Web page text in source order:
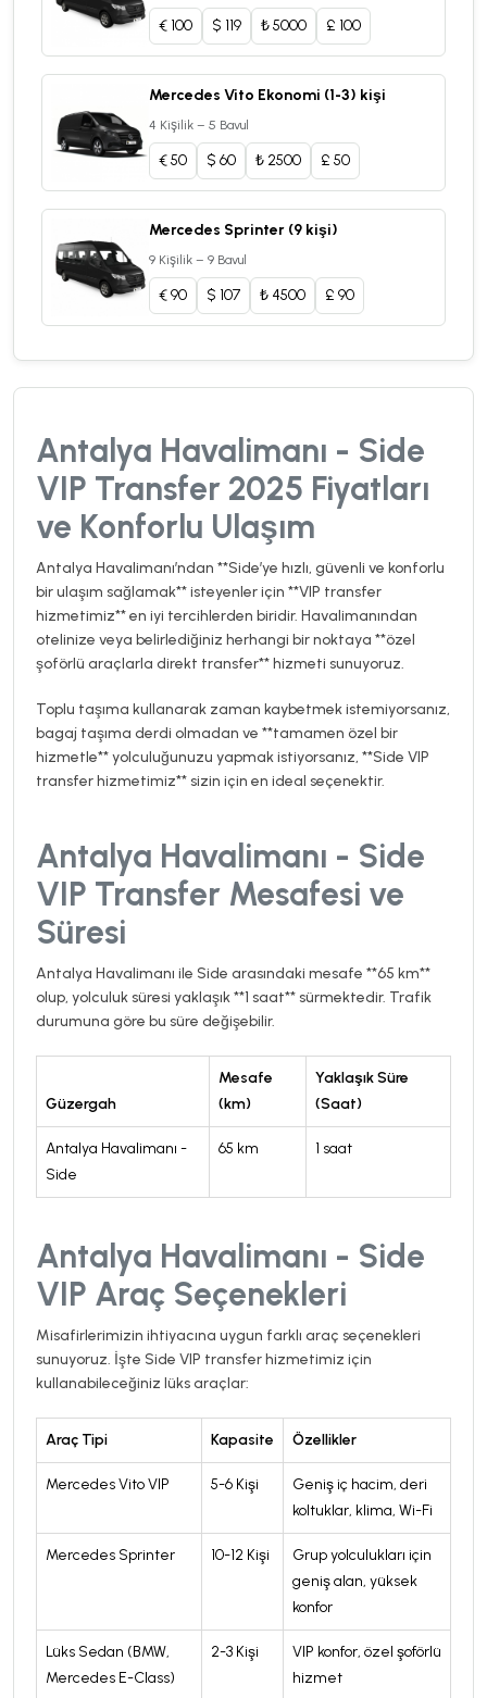
€ 100 $ 119 ₺5000 £ 100
Mercedes Vito Ekonomi (1-3) kişi
4 Kişilik – 5 Bavul
€50 $ 60 ₺ 2500 £ 50
Mercedes Sprinter (9 kişi)
9 Kişilik – 9 Bavul
€90 $ 107 ₺ 4500 £ 90
Antalya Havalimanı - Side
VIP Transfer 2025 Fiyatları
ve Konforlu Ulaşım
Antalya Havalimanı’ndan **Side’ye hızlı, güvenli ve konforlu
bir ulaşım sağlamak** isteyenler için **VIP transfer
hizmetimiz** en iyi tercihlerden biridir. Havalimanından
otelinize veya belirlediğiniz herhangi bir noktaya **özel
şoförlü araçlarla direkt transfer** hizmeti sunuyoruz.
Toplu taşıma kullanarak zaman kaybetmek istemiyorsanız,
bagaj taşıma derdi olmadan ve **tamamen özel bir
hizmetle** yolculuğunuzu yapmak istiyorsanız, **Side VIP
transfer hizmetimiz** sizin için en ideal seçenektir.
Antalya Havalimanı - Side
VIP Transfer Mesafesi ve
Süresi
Antalya Havalimanı ile Side arasındaki mesafe **65 km**
olup, yolculuk süresi yaklaşık **1 saat** sürmektedir. Trafik
durumuna göre bu süre değişebilir.
Güzergah
Mesafe
(km)
Yaklaşık Süre
(Saat)
Antalya Havalimanı -
Side
65 km 1 saat
Antalya Havalimanı - Side
VIP Araç Seçenekleri
Misafirlerimizin ihtiyacına uygun farklı araç seçenekleri
sunuyoruz. İşte Side VIP transfer hizmetimiz için
kullanabileceğiniz lüks araçlar:
Araç Tipi Kapasite Özellikler
Mercedes Vito VIP 5-6 Kişi
Geniş iç hacim, deri
koltuklar, klima, Wi-Fi
Mercedes Sprinter 10-12 Kişi
Grup yolculukları için
geniş alan, yüksek
konfor
Lüks Sedan (BMW,
Mercedes E-Class)
2-3 Kişi
VIP konfor, özel şoförlü
hizmet